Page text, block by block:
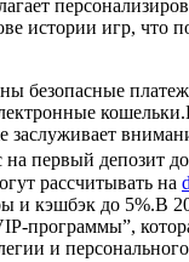
истории игр, что
безопасные
заслуживает
первый депозит
рассчитывать на
и кэшбэк до 5%.В
и